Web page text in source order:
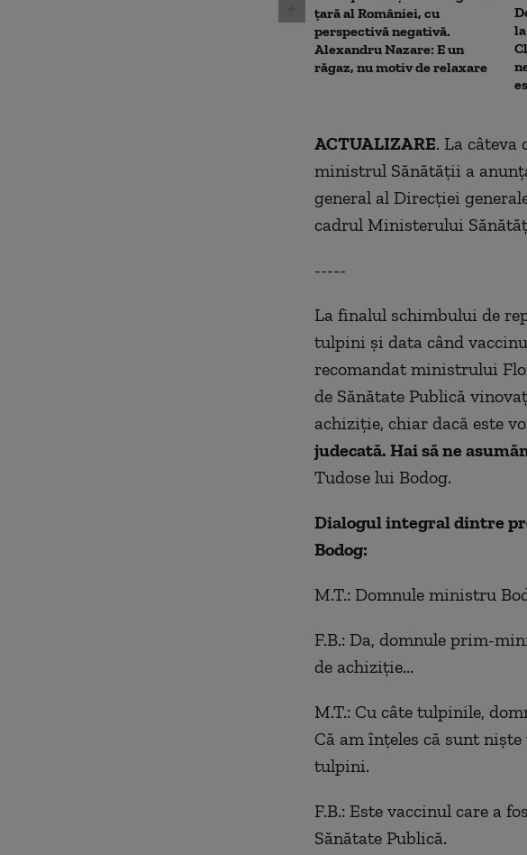
țară al României, cu
perspectivă negativă.
Alexandru Nazare: E un
răgaz, nu motiv de relaxare
ACTUALIZARE. La câteva
ministrul Sănătății a
general al Direcției
cadrul Ministerului
-----
La finalul schimbului de
tulpini și data când
recomandat ministrului
de Sănătate Publică
achiziție, chiar dacă este
judecată. Hai să ne
Tudose lui Bodog.
Dialogul integral dintre
Bodog:
M.T.: Domnule ministru
F.B.: Da, domnule prim-
de achiziție...
M.T.: Cu câte tulpinile,
Că am înțeles că sunt
tulpini.
F.B.: Este vaccinul care a
Sănătate Publică.